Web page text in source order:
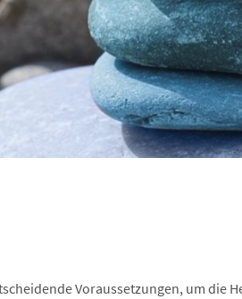
Voraussetzungen, um die